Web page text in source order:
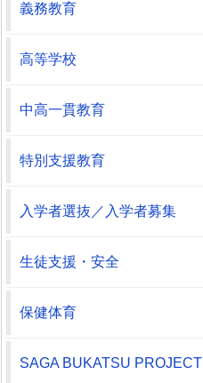
義務教育
高等学校
中高一貫教育
特別支援教育
入学者選抜／入学者募集
生徒支援・安全
保健体育
SAGA BUKATSU PROJECT